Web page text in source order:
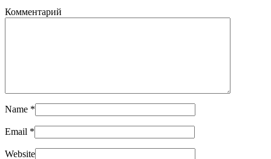
Комментарий
Name *
Email *
Website